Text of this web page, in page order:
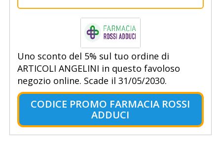
Uno sconto del 5% sul tuo ordine di
ARTICOLI ANGELINI in questo favoloso
negozio online. Scade il 31/05/2030.
CODICE PROMO FARMACIA ROSSI
ADDUCI